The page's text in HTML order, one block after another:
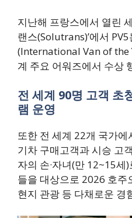
지난해 프랑스에서 열린
랜스(Solutrans)’에서
(International Van of the
계 주요 어워즈에서 수상
전 세계 90명 고객 초
램 운영
또한 전 세계 22개 국가
기차 구매고객과 시승 고
자의 손·자녀(만 12~15세
들을 대상으로 2026 호주
현지 관광 등 다채로운 경